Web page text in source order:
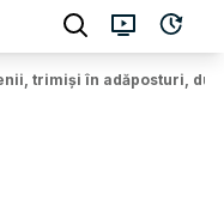
trimiși în adăposturi,